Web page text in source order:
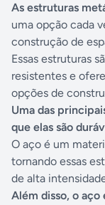
As estruturas
uma opção cada
construção de
Essas estruturas
resistentes e
opções de
Uma das
que elas são
O aço é um
tornando essas
de alta
Além disso, o